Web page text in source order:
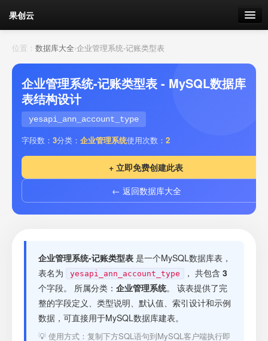
果创云
数据表单
API接口
云存储
流量 剩余接口流量
套餐
接口测试
位置： 数据库大全›企业管理系统-记账类型表
企业管理系统-记账类型表 - MySQL数据库
表结构设计
yesapi_ann_account_type
字段数： 3分类： 企业管理系统使用次数： 2
+ 立即免费创建此表
← 返回数据库大全
企业管理系统-记账类型表 是一个MySQL数据库表，
表名为
yesapi_ann_account_type ， 共包含 3
个字段。 所属分类： 企业管理系统。 该表提供了完
整的字段定义、类型说明、默认值、索引设计和示例
数据，可直接用于MySQL数据库建表。
💡 使用方式：复制下方SQL语句到MySQL客户端执行即